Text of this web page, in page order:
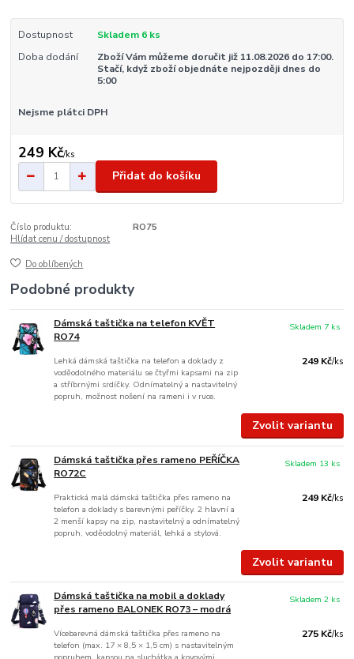
Dostupnost
Skladem 6 ks
Doba dodání
Zboží Vám můžeme doručit již 11.08.2026 do 17:00.
Stačí, když zboží objednáte nejpozději dnes do
5:00
Nejsme plátci DPH
249 Kč/ks
Přidat do košíku
Číslo produktu:
RO75
Hlídat cenu / dostupnost
Do oblíbených
Podobné produkty
Dámská taštička na telefon KVĚT
RO74
Lehká dámská taštička na telefon a doklady z
voděodolného materiálu se čtyřmi kapsami na zip
a stříbrnými srdíčky. Odnímatelný a nastavitelný
popruh, možnost nošení na rameni i v ruce.
249 Kč/ks
Skladem 7 ks
Zvolit variantu
Dámská taštička přes rameno PEŘÍČKA
RO72C
Praktická malá dámská taštička přes rameno na
telefon a doklady s barevnými peříčky. 2 hlavní a
2 menší kapsy na zip, nastavitelný a odnímatelný
popruh, voděodolný materiál, lehká a stylová.
249 Kč/ks
Skladem 13 ks
Zvolit variantu
Dámská taštička na mobil a doklady
přes rameno BALONEK RO73 – modrá
Vícebarevná dámská taštička přes rameno na
telefon (max. 17 × 8,5 × 1,5 cm) s nastavitelným
275 Kč/ks
Skladem 2 ks